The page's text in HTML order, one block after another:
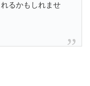
るかもしれませ